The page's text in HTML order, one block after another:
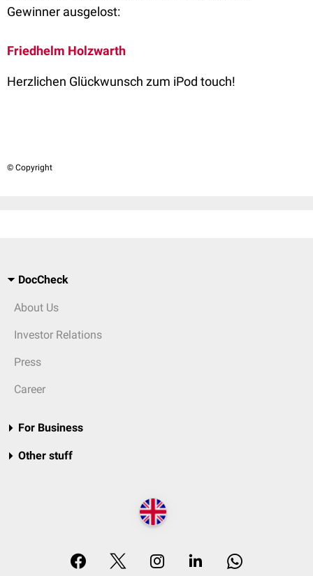
Gewinner ausgelost:
Friedhelm Holzwarth
Herzlichen Glückwunsch zum iPod touch!
© Copyright
DocCheck
About Us
Investor Relations
Press
Career
For Business
Other stuff